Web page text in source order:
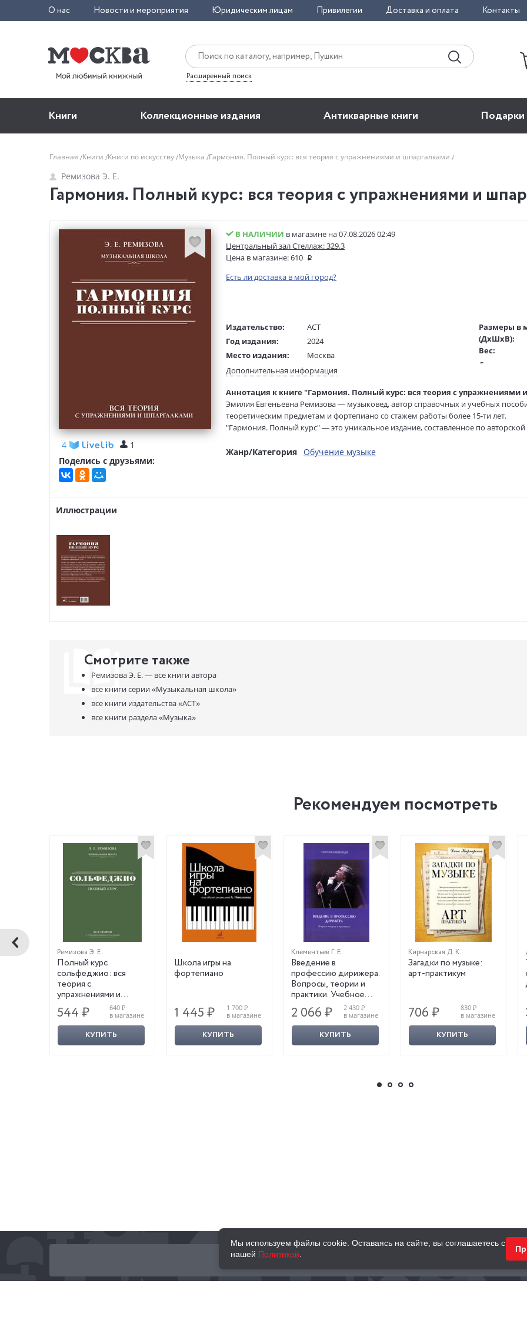
О нас Новости и мероприятия Юридическим лицам Привилегии Доставка и оплата Контакты
Расширенный поиск
Книги Коллекционные издания Антикварные книги Подарки
Главная Книги Книги по искусству Музыка Гармония. Полный курс: вся теория с упражнениями и шпаргалками
Ремизова Э. Е.
Гармония. Полный курс: вся теория с упражнениями и
4
1
Поделись с друзьями:
В НАЛИЧИИ в магазине на 07.08.2026 02:49
Центральный зал Стеллаж: 329.3
Цена в магазине:610
Есть ли доставка в мой город?
Издательство:
АСТ
Год издания:
2024
Место издания:
Москва
Возраст:
12+
Редактор/
составитель:
Манухина А.
Тип обложки:
Мягкая обложка
Формат:
84х108 1/16
Размеры в
(ДхШхВ):
Вес:
Страниц:
Код товара:
Артикул:
ISBN:
В продаже с:
Дополнительная информация
Аннотация к книге "Гармония. Полный курс: вся теория с упражнениями
Эмилия Евгеньевна Ремизова — музыковед, автор справочных и учебных
теоретическим предметам и фортепиано со стажем работы более 15-ти лет.
"Гармония. Полный курс" — это уникальное издание, составленное по
материал изложен в пособии максимально понятно и доступно. Каждая глава
Жанр/Категория Обучение музыке
Иллюстрации
Смотрите также
Ремизова Э. Е. — все книги автора
все книги серии«Музыкальная школа»
все книги издательства«АСТ»
все книги раздела«Музыка»
Рекомендуем посмотреть
Ремизова Э. Е.
Полный курс
сольфеджио: вся
теория с
упражнениями и
ключами
544 ₽
640 ₽
в магазине
КУПИТЬ
Школа игры на
фортепиано
1 445 ₽
1 700 ₽
в магазине
КУПИТЬ
Клементьев Г. Е.
Введение в
профессию дирижера.
Вопросы, теории и
практики. Учебное
пособие. С
АВТОГРАФОМ
2 066 ₽
2 430 ₽
в магазине
КУПИТЬ
Кирнарская Д. К.
Загадки по музыке:
арт-практикум
706 ₽
830 ₽
в магазине
КУПИТЬ
КНИГИ ПОДАРКИ
Мы используем файлы cookie. Оставаясь на сайте, вы соглашаетесь с
нашей Политикой